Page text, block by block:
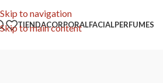
Skip to navigation
Skip to main content
TIENDACORPORALFACIALPERFUMES